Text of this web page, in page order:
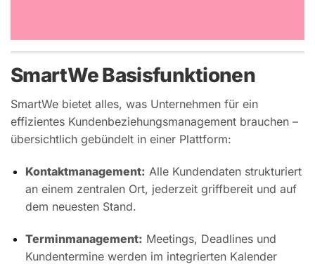
SmartWe Basisfunktionen
SmartWe bietet alles, was Unternehmen für ein
effizientes Kundenbeziehungsmanagement brauchen –
übersichtlich gebündelt in einer Plattform:
Kontaktmanagement: Alle Kundendaten strukturiert
an einem zentralen Ort, jederzeit griffbereit und auf
dem neuesten Stand.
Terminmanagement: Meetings, Deadlines und
Kundentermine werden im integrierten Kalender